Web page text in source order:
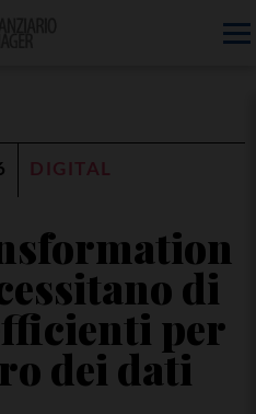
DIGITAL
di
per
dei dati